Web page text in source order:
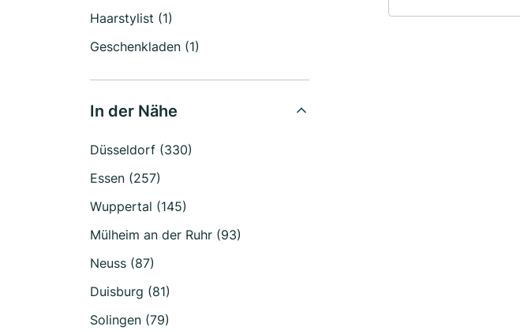
Haarstylist (1)
Geschenkladen (1)
In der Nähe
Düsseldorf (330)
Essen (257)
Wuppertal (145)
Mülheim an der Ruhr (93)
Neuss (87)
Duisburg (81)
Solingen (79)